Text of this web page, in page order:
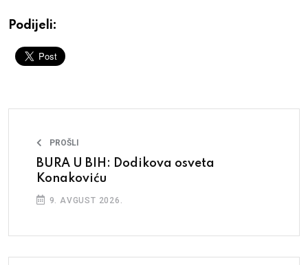
Podijeli:
PROŠLI
BURA U BIH: Dodikova osveta
Konakoviću
9. AVGUST 2026.